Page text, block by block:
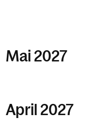
Mai 2027
April 2027